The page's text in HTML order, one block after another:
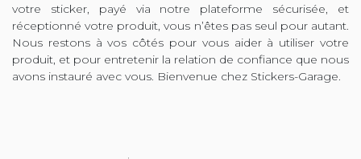
votre sticker, payé via notre plateforme sécurisée, et
réceptionné votre produit, vous n’êtes pas seul pour autant.
Nous restons à vos côtés pour vous aider à utiliser votre
produit, et pour entretenir la relation de confiance que nous
avons instauré avec vous. Bienvenue chez Stickers-Garage.